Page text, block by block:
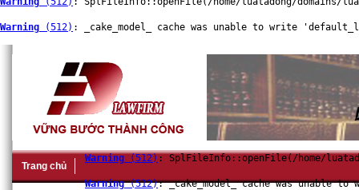
Warning (512) : _cake_model_ cache was unable to write
Trang chủ
Warning (512) : SplFileInfo::openFile(/home/
Warning (512): _cake_model_ cache was unable